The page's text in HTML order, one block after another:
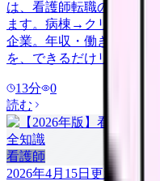
は、看護師転職の体験談
ます。病棟→クリニック
企業。年収・働き方の変
を、できるだけリアルに
13分
0
読む
看護師
2026年4月15日 更新